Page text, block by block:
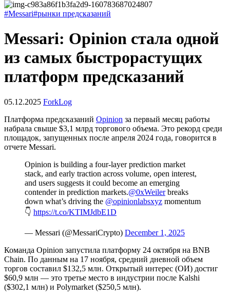
#Messari#рынки предсказаний
Messari: Opinion стала одной
из самых быстрорастущих
платформ предсказаний
05.12.2025 ForkLog
Платформа предсказаний Opinion за первый месяц работы
набрала свыше $3,1 млрд торгового объема. Это рекорд среди
площадок, запущенных после апреля 2024 года, говорится в
отчете Messari.
Opinion is building a four-layer prediction market
stack, and early traction across volume, open interest,
and users suggests it could become an emerging
contender in prediction markets.@0xWeilerbreaks
down what’s driving the @opinionlabsxyz momentum
👇 https://t.co/KTIMJdbE1D
— Messari (@MessariCrypto) December 1, 2025
Команда Opinion запустила платформу 24 октября на BNB
Chain. По данным на 17 ноября, средний дневной объем
торгов составил $132,5 млн. Открытый интерес (ОИ) достиг
$60,9 млн — это третье место в индустрии после Kalshi
($302,1 млн) и Polymarket ($250,5 млн).